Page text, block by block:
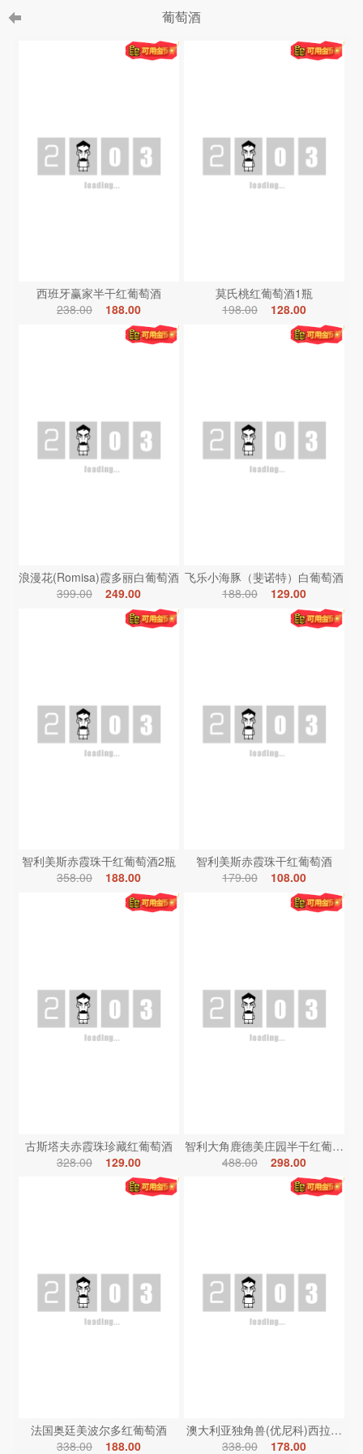
葡萄酒
西班牙赢家半干红葡萄酒
238.00
188.00
莫氏桃红葡萄酒1瓶
198.00
128.00
浪漫花(Romisa)霞多丽白葡萄酒
399.00
249.00
飞乐小海豚（斐诺特）白葡萄酒
188.00
129.00
智利美斯赤霞珠干红葡萄酒2瓶
358.00
188.00
智利美斯赤霞珠干红葡萄酒
179.00
108.00
古斯塔夫赤霞珠珍藏红葡萄酒
328.00
129.00
智利大角鹿德美庄园半干红葡萄酒
488.00
298.00
法国奥廷美波尔多红葡萄酒
338.00
188.00
澳大利亚独角兽(优尼科)西拉红葡
338.00
178.00